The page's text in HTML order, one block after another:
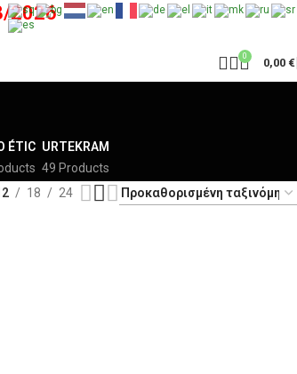
2026
0
0,00 €
ÉTIC URTEKRAM
49 Products
18 24